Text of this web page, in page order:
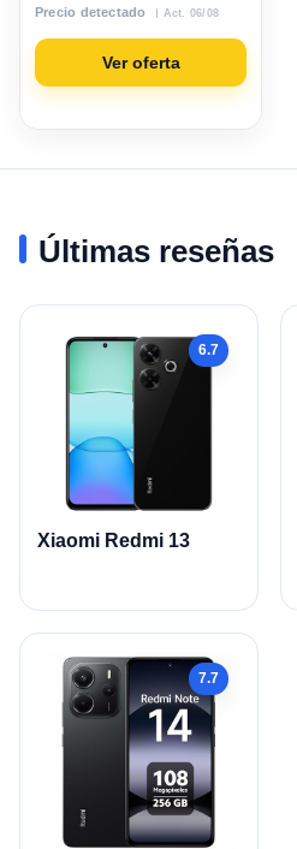
Precio detectado Act. 06/08
Ver oferta
Últimas reseñas
6.7
Xiaomi Redmi 13
7.7